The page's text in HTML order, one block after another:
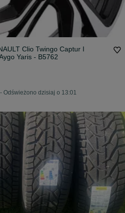
Clio Twingo Captur I
Yaris - B5762
- Odświeżono dzisiaj o 13:01